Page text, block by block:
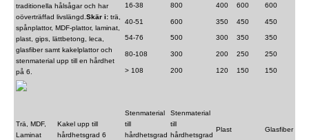
traditionella hålsågar och har
oöverträffad livslängd. Skär i: trä,
spånplattor, MDF-plattor, laminat,
plast, gips, lättbetong, leca,
glasfiber samt kakelplattor och
stenmaterial upp till en hårdhet
på 6.
16-38 800 400 600 600
40-51 600 350 450 450
54-76 500 300 350 350
80-108 300 200 250 250
> 108 200 120 150 150
Trä, MDF,
Laminat
Kakel upp till
hårdhetsgrad 6
Stenmaterial
till
hårdhetsgrad
Stenmaterial
till
hårdhetsgrad
Plast Glasfiber